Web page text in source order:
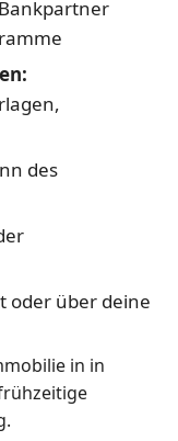
des
oder über deine
in in